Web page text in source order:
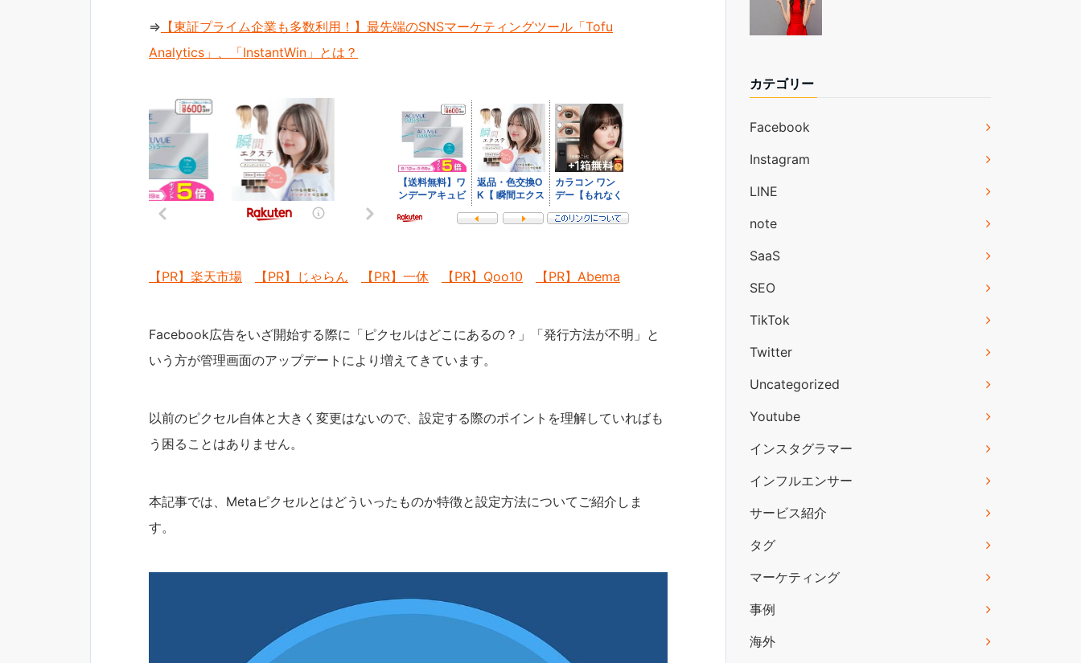
⇒ 【東証プライム企業も多数利用！】最先端のSNSマーケティングツール「Tofu
Analytics」、「InstantWin」とは？
【PR】楽天市場 【PR】じゃらん 【PR】一休 【PR】Qoo10 【PR】Abema
Facebook広告をいざ開始する際に「ピクセルはどこにあるの？」「発行方法が不明」と
いう方が管理画面のアップデートにより増えてきています。
以前のピクセル自体と大きく変更はないので、設定する際のポイントを理解していればも
う困ることはありません。
本記事では、Metaピクセルとはどういったものか特徴と設定方法についてご紹介しま
す。
カテゴリー
Facebook
Instagram
LINE
note
SaaS
SEO
TikTok
Twitter
Uncategorized
Youtube
インスタグラマー
インフルエンサー
サービス紹介
タグ
マーケティング
事例
海外